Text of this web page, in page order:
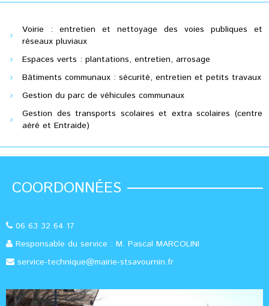
Voirie : entretien et nettoyage des voies publiques et
réseaux pluviaux
Espaces verts : plantations, entretien, arrosage
Bâtiments communaux : sécurité, entretien et petits travaux
Gestion du parc de véhicules communaux
Gestion des transports scolaires et extra scolaires (centre
aéré et Entraide)
COORDONNÉES
06 63 32 64 17
Responsable du service : M. Pascal MARCOLINI
service-technique@mairie-stsavournin.fr